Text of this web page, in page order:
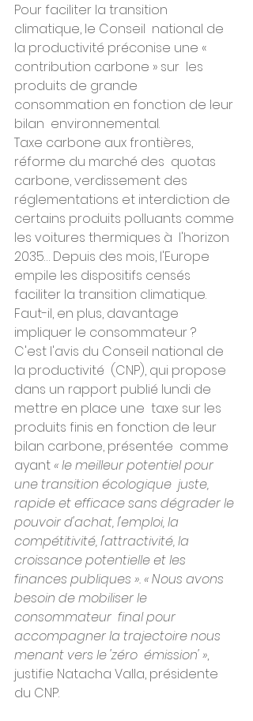
Pour faciliter la transition
climatique, le Conseil  national de
la productivité préconise une «
contribution carbone » sur  les
produits de grande
consommation en fonction de leur
bilan  environnemental.
Taxe carbone aux frontières,
réforme du marché des  quotas
carbone, verdissement des
réglementations et interdiction de
certains produits polluants comme
les voitures thermiques à  l'horizon
2035… Depuis des mois, l'Europe
empile les dispositifs censés
faciliter la transition climatique.
Faut-il, en plus, davantage
impliquer le consommateur ?
C'est l'avis du Conseil national de
la productivité  (CNP), qui propose
dans un rapport publié lundi de
mettre en place une  taxe sur les
produits finis en fonction de leur
bilan carbone, présentée  comme
ayant « le meilleur potentiel pour
une transition écologique  juste,
rapide et efficace sans dégrader le
pouvoir d'achat, l'emploi, la
compétitivité, l'attractivité, la
croissance potentielle et les
finances publiques ». « Nous avons
besoin de mobiliser le
consommateur  final pour
accompagner la trajectoire nous
menant vers le 'zéro  émission' »,
justifie Natacha Valla, présidente
du CNP.